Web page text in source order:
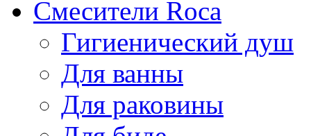
Смесители Roca
Гигиенический душ
Для ванны
Для раковины